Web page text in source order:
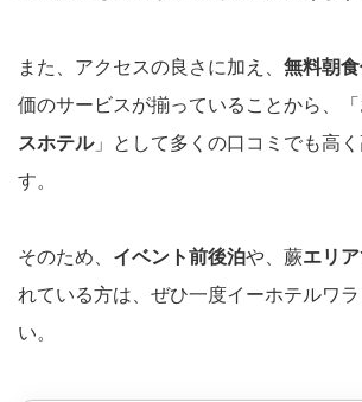
また、アクセスの良さに加え、 無料朝
価のサービスが揃っていることから、「
スホテル」として多くの口コミでも高
す。
そのため、 イベント前後泊や、蕨エリ
れている方は、ぜひ一度イーホテルワ
い。